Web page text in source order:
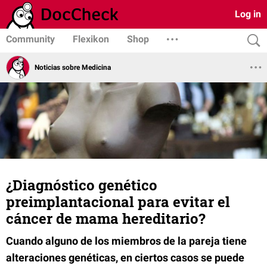
Log in
Community Flexikon Shop
Noticias sobre Medicina
¿Diagnóstico genético
preimplantacional para evitar el
cáncer de mama hereditario?
Cuando alguno de los miembros de la pareja tiene
alteraciones genéticas, en ciertos casos se puede